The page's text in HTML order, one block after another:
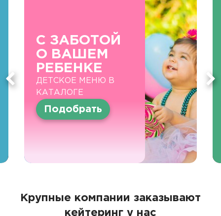
С ЗАБОТОЙ
О ВАШЕМ
РЕБЕНКЕ
ДЕТСКОЕ МЕНЮ В
КАТАЛОГЕ
Подобрать
Крупные компании заказывают
кейтеринг у нас